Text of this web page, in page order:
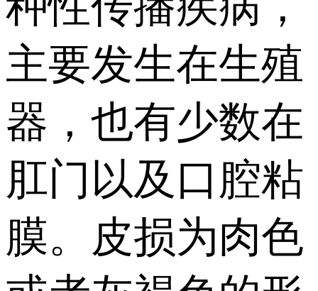
主要发生在生殖
器，也有少数在
肛门以及口腔粘
膜。皮损为肉色